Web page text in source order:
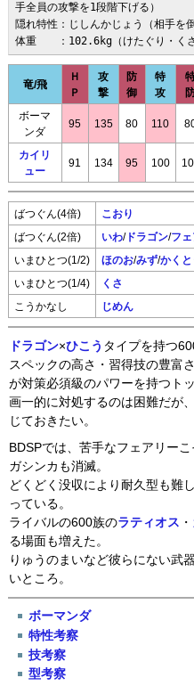
手全員の攻撃を1段階下げる）
隠れ特性：じしんかじょう（相手を
体重　　：102.6kg（けたぐり・く
竜/飛
Ｈ
Ｐ
攻
撃
防
御
特
攻
ボーマ
ンダ
95 135 80 110
カイリ
ュー
91 134 95 100
ばつぐん(4倍) こおり
ばつぐん(2倍) いわ/ドラゴン/フェ
いまひとつ(1/2) ほのお/みず/かくと
いまひとつ(1/4) くさ
こうかなし じめん
ドラゴン×ひこう タイプを持つ
スペックの高さ・習得技の豊富
が対策必須級のパワーを持つト
画一的に対処するのは困難だが
じておきたい。
BDSPでは、苦手なフェアリー
ガシンカも消滅。
どくどく没収により耐久型も難
っている。
ライバルの600族のラティオス ・
る場面も増えた。
りゅうのまいなど彼らにない武
いところ。
ボーマンダ
特性考察
技考察
型考察